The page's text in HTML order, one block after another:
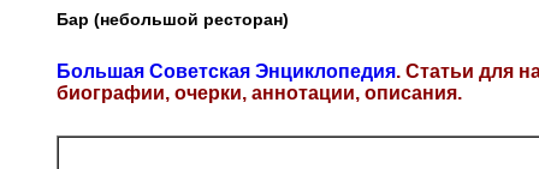
Бар (небольшой ресторан)
Большая Советская Энциклопедия. Статьи для
биографии, очерки, аннотации, описания.